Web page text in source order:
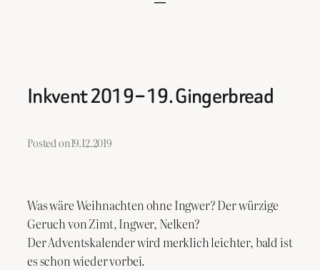
Inkvent 2019 – 19. Gingerbread
Posted on19.12.2019
Was wäre Weihnachten ohne Ingwer? Der würzige
Geruch von Zimt, Ingwer, Nelken?
Der Adventskalender wird merklich leichter, bald ist
es schon wieder vorbei.